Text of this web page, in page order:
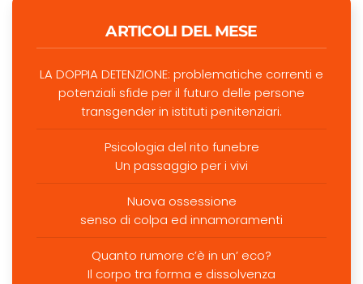
ARTICOLI DEL MESE
LA DOPPIA DETENZIONE: problematiche correnti e
potenziali sfide per il futuro delle persone
transgender in istituti penitenziari.
Psicologia del rito funebre
Un passaggio per i vivi
Nuova ossessione
senso di colpa ed innamoramenti
Quanto rumore c’è in un’ eco?
Il corpo tra forma e dissolvenza